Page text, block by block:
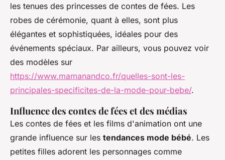
les tenues des princesses de contes de fées. Les
robes de cérémonie, quant à elles, sont plus
élégantes et sophistiquées, idéales pour des
événements spéciaux. Par ailleurs, vous pouvez voir
des modèles sur
https://www.mamanandco.fr/quelles-sont-les-
principales-specificites-de-la-mode-pour-bebe/.
Influence des contes de fées et des médias
Les contes de fées et les films d'animation ont une
grande influence sur les tendances mode bébé. Les
petites filles adorent les personnages comme